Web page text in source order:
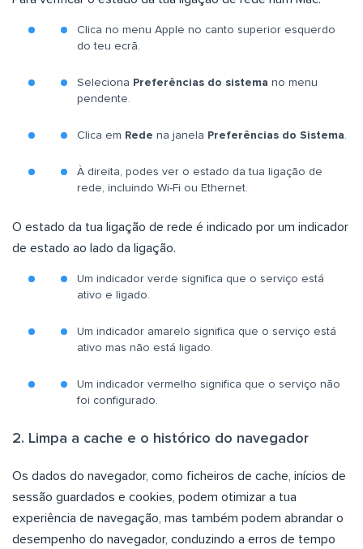
Clica no menu Apple no canto superior esquerdo
do teu ecrã.
Seleciona Preferências do sistema no menu
pendente.
Clica em Rede na janela Preferências do Sistema.
À direita, podes ver o estado da tua ligação de
rede, incluindo Wi-Fi ou Ethernet.
O estado da tua ligação de rede é indicado por um indicador
de estado ao lado da ligação.
Um indicador verde significa que o serviço está
ativo e ligado.
Um indicador amarelo significa que o serviço está
ativo mas não está ligado.
Um indicador vermelho significa que o serviço não
foi configurado.
2. Limpa a cache e o histórico do navegador
Os dados do navegador, como ficheiros de cache, inícios de
sessão guardados e cookies, podem otimizar a tua
experiência de navegação, mas também podem abrandar o
desempenho do navegador, conduzindo a erros de tempo